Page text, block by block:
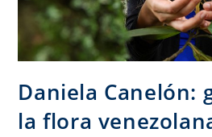
Daniela Canelón:
la flora